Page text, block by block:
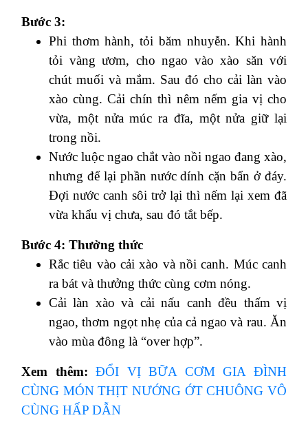
Bước 3:
Phi thơm hành, tỏi băm nhuyễn. Khi hành
tỏi vàng ươm, cho ngao vào xào săn với
chút muối và mắm. Sau đó cho cải làn vào
xào cùng. Cải chín thì nêm nếm gia vị cho
vừa, một nửa múc ra đĩa, một nửa giữ lại
trong nồi.
Nước luộc ngao chắt vào nồi ngao đang xào,
nhưng để lại phần nước dính cặn bẩn ở đáy.
Đợi nước canh sôi trở lại thì nếm lại xem đã
vừa khẩu vị chưa, sau đó tắt bếp.
Bước 4: Thưởng thức
Rắc tiêu vào cải xào và nồi canh. Múc canh
ra bát và thưởng thức cùng cơm nóng.
Cải làn xào và cải nấu canh đều thấm vị
ngao, thơm ngọt nhẹ của cả ngao và rau. Ăn
vào mùa đông là “over hợp”.
Xem thêm:ĐỔI VỊ BỮA CƠM GIA ĐÌNH
CÙNG MÓN THỊT NƯỚNG ỚT CHUÔNG VÔ
CÙNG HẤP DẪN